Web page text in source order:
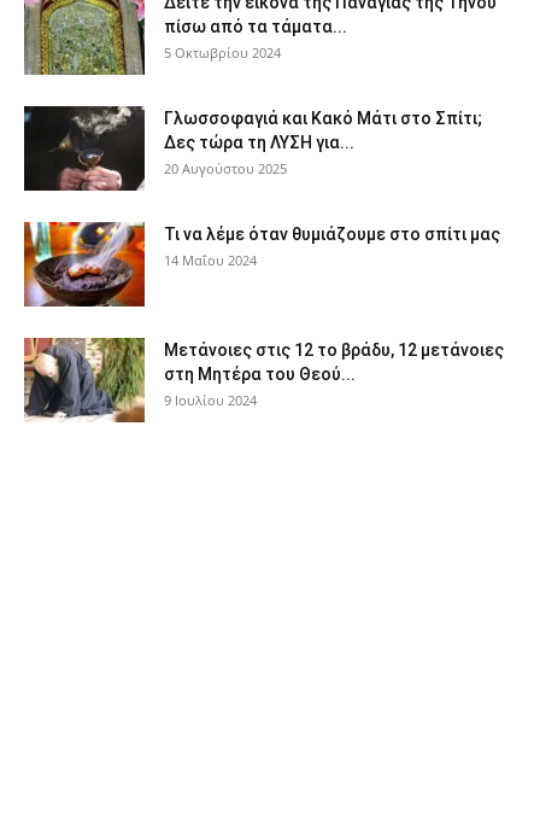
πίσω από τα τάματα...
5 Οκτωβρίου 2024
Γλωσσοφαγιά και Κακό Μάτι στο Σπίτι;
Δες τώρα τη ΛΥΣΗ για...
20 Αυγούστου 2025
Τι να λέμε όταν θυμιάζουμε στο σπίτι μας
14 Μαΐου 2024
Μετάνοιες στις 12 το βράδυ, 12 μετάνοιες
στη Μητέρα του Θεού...
9 Ιουλίου 2024